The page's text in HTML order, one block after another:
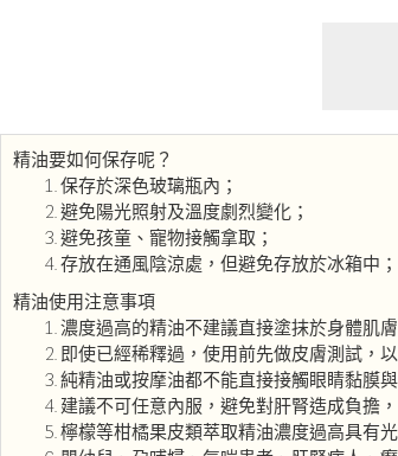
精油要如何保存呢？
保存於深色玻璃瓶內；
避免陽光照射及溫度劇烈變化；
避免孩童、寵物接觸拿取；
存放在通風陰涼處，但避免存放於冰箱中；
精油使用注意事項
濃度過高的精油不建議直接塗抹於身體肌
即使已經稀釋過，使用前先做皮膚測試，以
純精油或按摩油都不能直接接觸眼睛黏膜與
建議不可任意內服，避免對肝腎造成負擔
檸檬等柑橘果皮類萃取精油濃度過高具有